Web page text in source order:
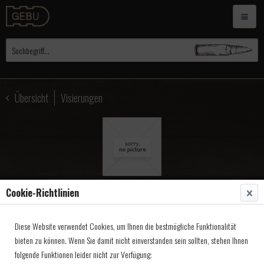
Übersicht Visierungen
Range,mit Seitenverst,
o.HV Spin
Cookie-Richtlinien
Diese Website verwendet Cookies, um Ihnen die bestmögliche Funktionalität
bieten zu können. Wenn Sie damit nicht einverstanden sein sollten, stehen Ihnen
folgende Funktionen leider nicht zur Verfügung: